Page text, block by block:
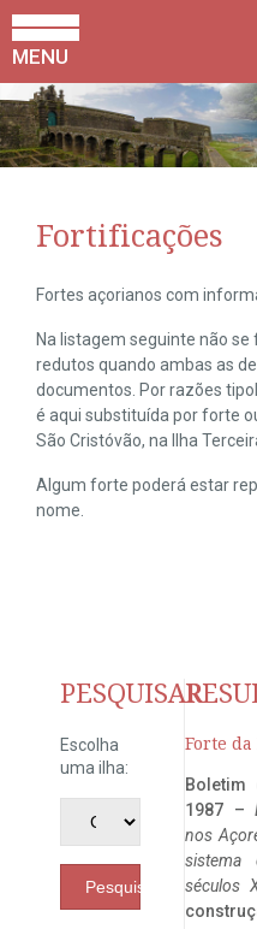
MENU
Fortificações
Fortes açorianos com
Na listagem seguinte não
redutos quando ambas as
documentos. Por razões
é aqui substituída por forte
São Cristóvão, na Ilha
Algum forte poderá estar
nome.
PESQUISAR
Escolha
uma ilha:
Pesquisar
Forte
Boletim
1987 –
nos
sistema
séculos